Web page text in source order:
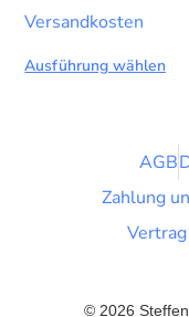
Versandkosten
Ausführung wählen
AGB
Zahlung
© 2026